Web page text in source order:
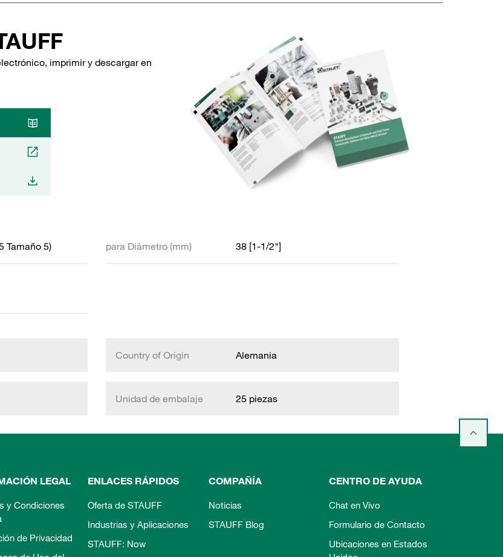
imprimir y descargar en
Tamaño 5) para Diámetro (mm) 38 [1-1/2"]
Country of Origin Alemania
Unidad de embalaje 25 piezas
LEGAL
y Condiciones
de Privacidad
ENLACES RÁPIDOS
Oferta de STAUFF
Industrias y Aplicaciones
STAUFF: Now
COMPAÑÍA
Noticias
STAUFF Blog
CENTRO DE AYUDA
Chat en Vivo
Formulario de Contacto
Ubicaciones en Estados